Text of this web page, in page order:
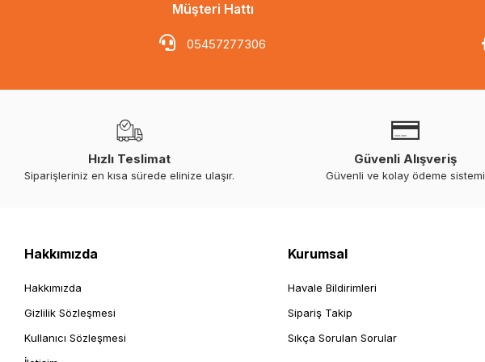
Müşteri Hattı
05457277306
Hızlı Teslimat
Siparişleriniz en kısa sürede elinize ulaşır.
Güvenli Alışveriş
Güvenli ve kolay ödeme sistemi
Hakkımızda
Hakkımızda
Gizlilik Sözleşmesi
Kullanıcı Sözleşmesi
Kurumsal
Havale Bildirimleri
Sipariş Takip
Sıkça Sorulan Sorular